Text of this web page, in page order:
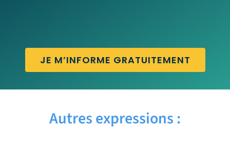
JE M’INFORME GRATUITEMENT
Autres expressions :